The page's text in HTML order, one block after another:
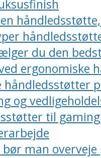
du den
ergonomiske
håndledsstøtter
og
til
man